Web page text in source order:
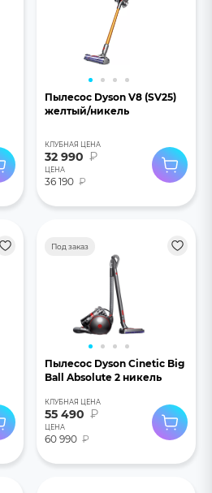
Пылесос Dyson V8 (SV25)
желтый/никель
КЛУБНАЯ ЦЕНА
32 990 ₽
ЦЕНА
36 190 ₽
Под заказ
Пылесос Dyson Cinetic Big
Ball Absolute 2 никель
КЛУБНАЯ ЦЕНА
55 490 ₽
ЦЕНА
60 990 ₽